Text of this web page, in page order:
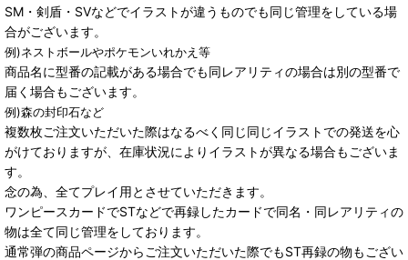
SM・剣盾・SVなどでイラストが違うものでも同じ管理をしている場
合がございます。
例)ネストボールやポケモンいれかえ等
商品名に型番の記載がある場合でも同レアリティの場合は別の型番で
届く場合もございます。
例)森の封印石など
複数枚ご注文いただいた際はなるべく同じ同じイラストでの発送を心
がけておりますが、在庫状況によりイラストが異なる場合もございま
す。
念の為、全てプレイ用とさせていただきます。
ワンピースカードでSTなどで再録したカードで同名・同レアリティの
物は全て同じ管理をしております。
通常弾の商品ページからご注文いただいた際でもST再録の物もござい